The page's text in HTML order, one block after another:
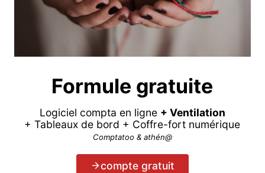
Formule gratuite
Logiciel compta en ligne + Ventilation
+ Tableaux de bord + Coffre-fort numérique
Comptatoo & athén@
compte gratuit